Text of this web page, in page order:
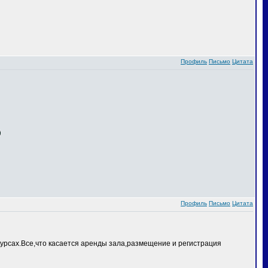
Профиль Письмо Цитата
Профиль Письмо Цитата
касается аренды зала,размещение и регистрация